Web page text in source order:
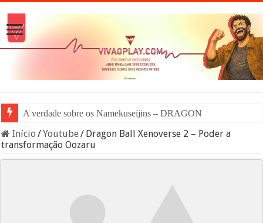
A verdade sobre os Namekuseijins – DRAGON BALL #News
Início /Youtube / Dragon Ball Xenoverse 2 – Poder a
transformação Oozaru